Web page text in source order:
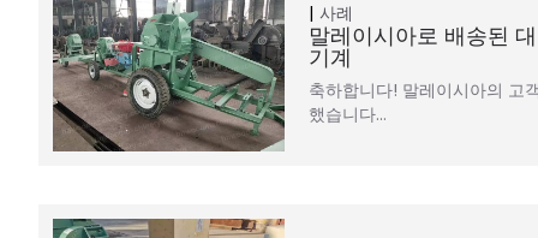
사례
말레이시아로 배송된
기계
축하합니다! 말레이시아의 고
했습니다…